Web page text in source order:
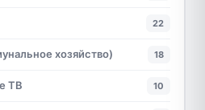
22
хозяйство) 18
ТВ 10